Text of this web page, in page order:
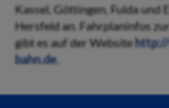
Kassel, Göttingen, Fulda und
Hersfeld an. Fahrplaninfos
gibt es auf der Website
bahn.de